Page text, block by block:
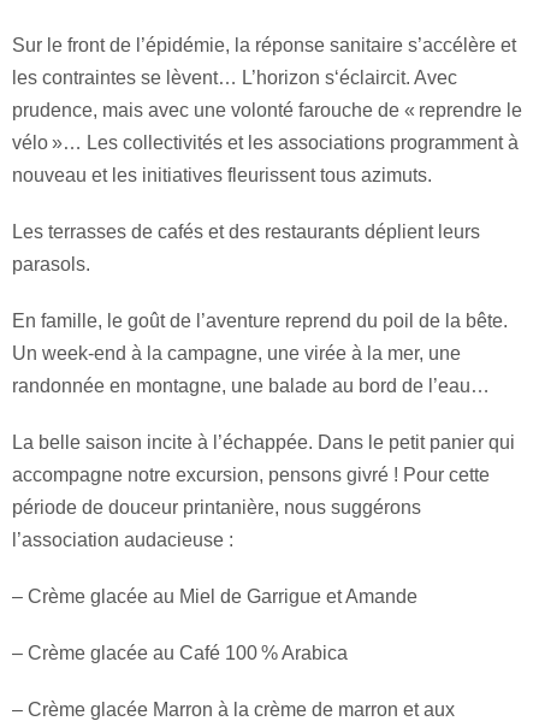
Sur le front de l’épidémie, la réponse sanitaire s’accélère et
les contraintes se lèvent… L’horizon s‘éclaircit. Avec
prudence, mais avec une volonté farouche de « reprendre le
vélo »… Les collectivités et les associations programment à
nouveau et les initiatives fleurissent tous azimuts.
Les terrasses de cafés et des restaurants déplient leurs
parasols.
En famille, le goût de l’aventure reprend du poil de la bête.
Un week-end à la campagne, une virée à la mer, une
randonnée en montagne, une balade au bord de l’eau…
La belle saison incite à l’échappée. Dans le petit panier qui
accompagne notre excursion, pensons givré ! Pour cette
période de douceur printanière, nous suggérons
l’association audacieuse :
– Crème glacée au Miel de Garrigue et Amande
– Crème glacée au Café 100 % Arabica
– Crème glacée Marron à la crème de marron et aux